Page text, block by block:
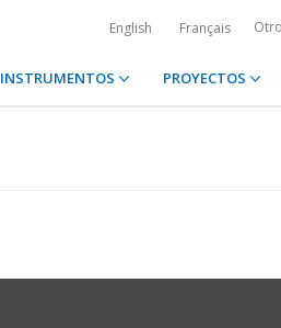
English Français
INSTRUMENTOS PROYECTOS